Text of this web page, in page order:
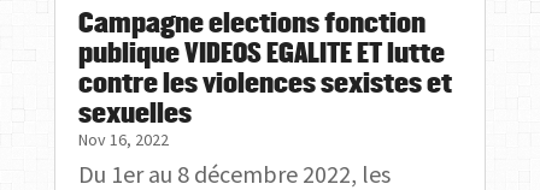
Campagne elections fonction
publique VIDEOS EGALITE ET lutte
contre les violences sexistes et
sexuelles
Nov 16, 2022
Du 1er au 8 décembre 2022, les